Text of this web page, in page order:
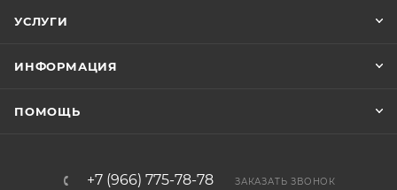
УСЛУГИ
ИНФОРМАЦИЯ
ПОМОЩЬ
+7 (966) 775-78-78 ЗАКАЗАТЬ ЗВОНОК